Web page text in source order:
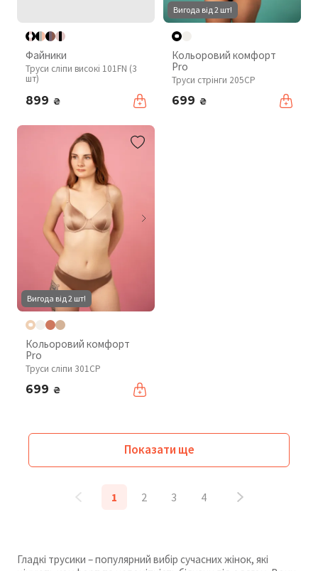
Файники
Труси сліпи високі 101FN (3
шт)
899 ₴
Вигода від 2 шт!
Кольоровий комфорт
Pro
Труси стрінги 205CP
699 ₴
Вигода від 2 шт!
Кольоровий комфорт
Pro
Труси сліпи 301CP
699 ₴
Показати ще
1 2 3 4
Гладкі трусики – популярний вибір сучасних жінок, які